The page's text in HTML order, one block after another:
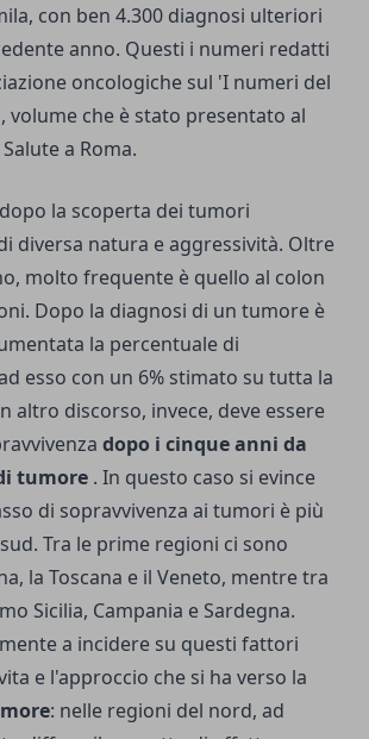
con ben 4.300 diagnosi ulteriori
anno. Questi i numeri redatti
oncologiche sul 'I numeri del
volume che è stato presentato al
a Roma.
la scoperta dei tumori
diversa natura e aggressività. Oltre
molto frequente è quello al colon
Dopo la diagnosi di un tumore è
la percentuale di
esso con un 6% stimato su tutta la
altro discorso, invece, deve essere
dopo i cinque anni da
tumore . In questo caso si evince
di sopravvivenza ai tumori è più
Tra le prime regioni ci sono
la Toscana e il Veneto, mentre tra
Sicilia, Campania e Sardegna.
a incidere su questi fattori
e l'approccio che si ha verso la
: nelle regioni del nord, ad